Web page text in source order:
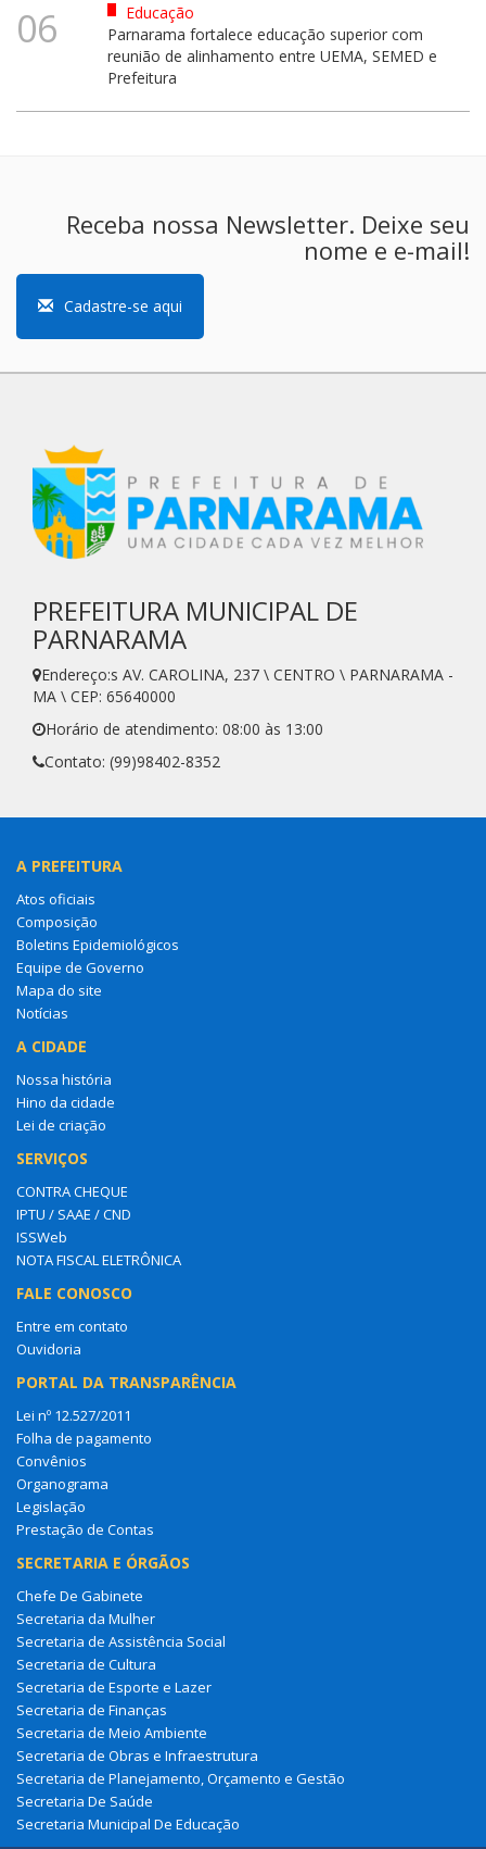
06
Educação
Parnarama fortalece educação superior com
reunião de alinhamento entre UEMA, SEMED e
Prefeitura
Receba nossa Newsletter. Deixe seu
nome e e-mail!
Cadastre-se aqui
PREFEITURA MUNICIPAL DE
PARNARAMA
Endereço:s AV. CAROLINA, 237 \ CENTRO \ PARNARAMA -
MA \ CEP: 65640000
Horário de atendimento: 08:00 às 13:00
Contato: (99)98402-8352
A PREFEITURA
Atos oficiais
Composição
Boletins Epidemiológicos
Equipe de Governo
Mapa do site
Notícias
A CIDADE
Nossa história
Hino da cidade
Lei de criação
SERVIÇOS
CONTRA CHEQUE
IPTU / SAAE / CND
ISSWeb
NOTA FISCAL ELETRÔNICA
FALE CONOSCO
Entre em contato
Ouvidoria
PORTAL DA TRANSPARÊNCIA
Lei nº 12.527/2011
Folha de pagamento
Convênios
Organograma
Legislação
Prestação de Contas
SECRETARIA E ÓRGÃOS
Chefe De Gabinete
Secretaria da Mulher
Secretaria de Assistência Social
Secretaria de Cultura
Secretaria de Esporte e Lazer
Secretaria de Finanças
Secretaria de Meio Ambiente
Secretaria de Obras e Infraestrutura
Secretaria de Planejamento, Orçamento e Gestão
Secretaria De Saúde
Secretaria Municipal De Educação